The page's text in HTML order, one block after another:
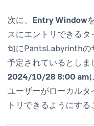
次に、 Entry Window
スにエントリできる
旬にPantsLabyrinthの
予定されているとし
2024/10/28 8:00 am
ユーザーがローカル
トリできるようにする